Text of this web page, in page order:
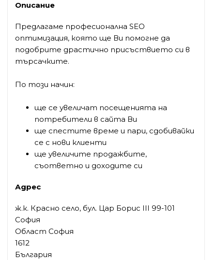
Описание
Предлагаме професионална SEO
оптимизация, която ще Ви помогне да
подобрите драстично присъствието си в
търсачките.
По този начин:
ще се увеличат посещенията на
потребители в сайта Ви
ще спестите време и пари, сдобивайки
се с нови клиенти
ще увеличите продажбите,
съответно и доходите си
Адрес
ж.к. Красно село, бул. Цар Борис III 99-101
София
Област София
1612
България